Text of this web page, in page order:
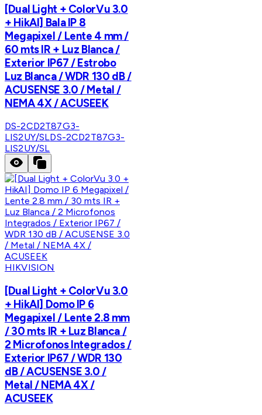
[Dual Light + ColorVu 3.0
+ HikAI] Bala IP 8
Megapixel / Lente 4 mm /
60 mts IR + Luz Blanca /
Exterior IP67 / Estrobo
Luz Blanca / WDR 130 dB /
ACUSENSE 3.0 / Metal /
NEMA 4X / ACUSEEK
DS-2CD2T87G3-
LIS2UY/SLDS-2CD2T87G3-
LIS2UY/SL
HIKVISION
[Dual Light + ColorVu 3.0
+ HikAI] Domo IP 6
Megapixel / Lente 2.8 mm
/ 30 mts IR + Luz Blanca /
2 Microfonos Integrados /
Exterior IP67 / WDR 130
dB / ACUSENSE 3.0 /
Metal / NEMA 4X /
ACUSEEK